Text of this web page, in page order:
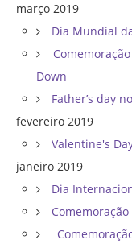
março 2019
Dia Mundial
Down
Father’s day
fevereiro 2019
Valentine's
janeiro 2019
Dia